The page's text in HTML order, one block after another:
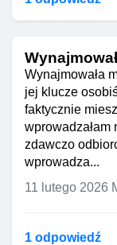
Wynajmowała
jej klucze
faktycznie
wprowadzałam
zdawczo
wprowadza...
11 lutego 2026
1 odpowiedź